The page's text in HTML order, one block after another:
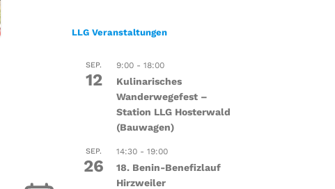
LLG Veranstaltungen
SEP.
12
9:00- 18:00
Kulinarisches
Wanderwegefest –
Station LLG Hosterwald
(Bauwagen)
SEP.
26
14:30- 19:00
18. Benin-Benefizlauf
Hirzweiler